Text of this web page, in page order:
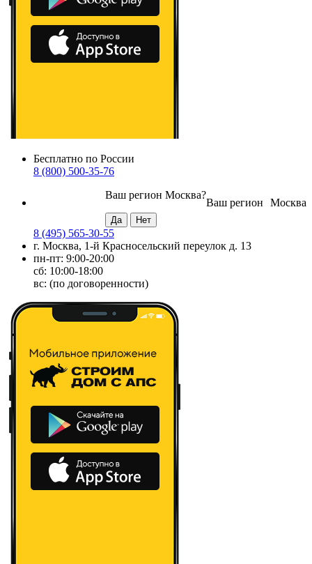
Бесплатно по России
8 (800) 500-35-76
Москва
Ваш регион
Ваш регион Москва?
8 (495) 565-30-55
г. Москва, 1-й Красносельский переулок д. 13
пн-пт: 9:00-20:00
сб: 10:00-18:00
вс: (по договоренности)